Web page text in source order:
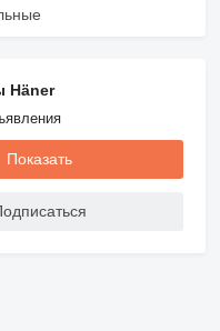
Häner
Показать